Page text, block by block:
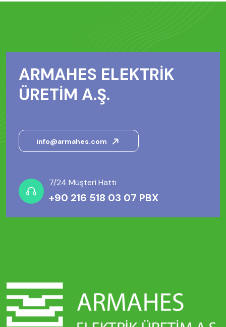
ARMAHES ELEKTRİK
ÜRETİM A.Ş.
info@armahes.com
7/24 Müşteri Hattı
+90 216 518 03 07 PBX